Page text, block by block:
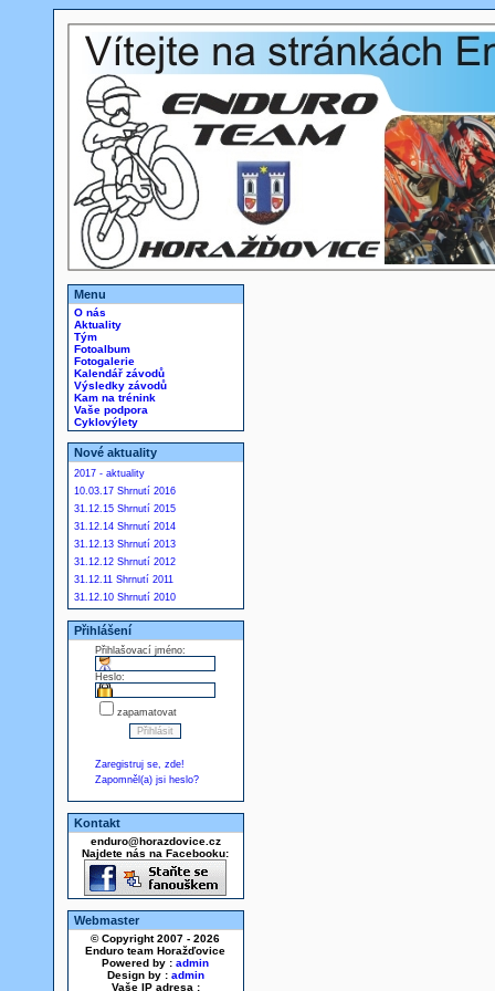
Menu
O nás
Aktuality
Tým
Fotoalbum
Fotogalerie
Kalendář závodů
Výsledky závodů
Kam na trénink
Vaše podpora
Cyklovýlety
Nové aktuality
2017 - aktuality
10.03.17 Shrnutí 2016
31.12.15 Shrnutí 2015
31.12.14 Shrnutí 2014
31.12.13 Shrnutí 2013
31.12.12 Shrnutí 2012
31.12.11 Shrnutí 2011
31.12.10 Shrnutí 2010
Přihlášení
Přihlašovací jméno:
Heslo:
zapamatovat
Zaregistruj se, zde!
Zapomněl(a) jsi heslo?
Kontakt
enduro@horazdovice.cz
Najdete nás na Facebooku:
Webmaster
© Copyright 2007 - 2026
Enduro team Horažďovice
Powered by : admin
Design by : admin
Vaše IP adresa :